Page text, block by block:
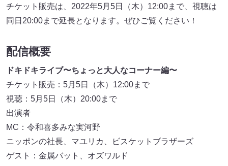
チケット販売は、2022年5月5日（木）12:00まで、視聴は
同日20:00まで延長となります。ぜひご覧ください！
配信概要
ドキドキライブ〜ちょっと大人なコーナー編〜
チケット販売：5月5日（木）12:00まで
視聴：5月5日（木）20:00まで
出演者
MC：令和喜多みな実河野
ニッポンの社長、マユリカ、ビスケットブラザーズ
ゲスト：金属バット、オズワルド